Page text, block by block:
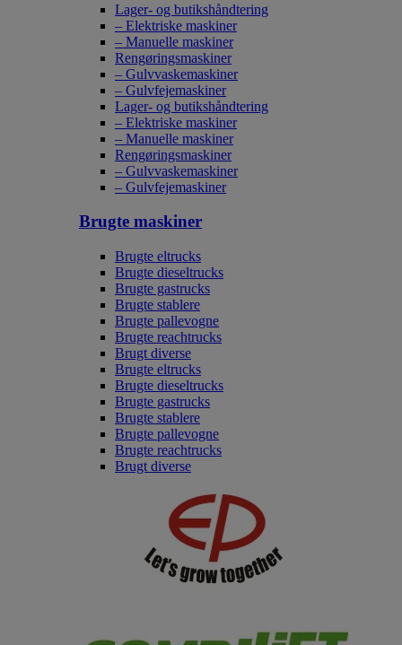
Lager- og butikshåndtering
– Elektriske maskiner
– Manuelle maskiner
Rengøringsmaskiner
– Gulvvaskemaskiner
– Gulvfejemaskiner
Lager- og butikshåndtering
– Elektriske maskiner
– Manuelle maskiner
Rengøringsmaskiner
– Gulvvaskemaskiner
– Gulvfejemaskiner
Brugte maskiner
Brugte eltrucks
Brugte dieseltrucks
Brugte gastrucks
Brugte stablere
Brugte pallevogne
Brugte reachtrucks
Brugt diverse
Brugte eltrucks
Brugte dieseltrucks
Brugte gastrucks
Brugte stablere
Brugte pallevogne
Brugte reachtrucks
Brugt diverse